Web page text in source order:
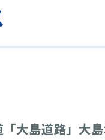
大島道路」大